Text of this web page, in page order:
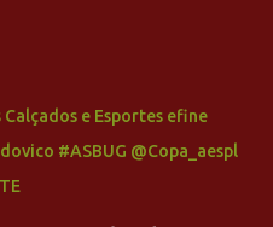
e Esportes efine
#ASBUG @Copa_aespl